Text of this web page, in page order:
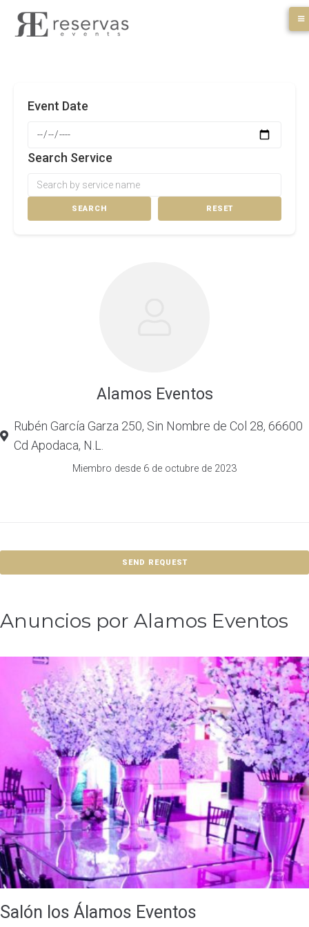
Event Date
Search Service
SEARCH RESET
Alamos Eventos
Rubén García Garza 250, Sin Nombre de Col 28, 66600
Cd Apodaca, N.L.
Miembro desde 6 de octubre de 2023
SEND REQUEST
Anuncios por Alamos Eventos
Salón los Álamos Eventos